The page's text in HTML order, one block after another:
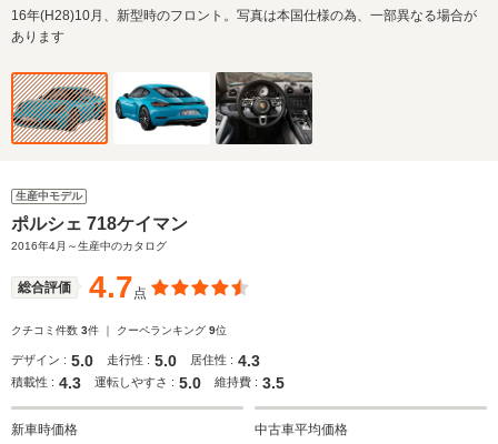
16年(H28)10月、新型時のフロント。写真は本国仕様の為、一部異なる場合が
あります
生産中モデル
ポルシェ 718ケイマン
2016年4月～生産中のカタログ
総合評価 4.7点
クチコミ件数 3件 ｜ クーペランキング 9位
デザイン : 5.0 走行性 : 5.0 居住性 : 4.3
積載性 : 4.3 運転しやすさ : 5.0 維持費 : 3.5
新車時価格 中古車平均価格